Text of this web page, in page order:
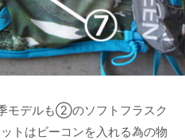
モデルも②のソフトフラスク
トはビーコンを入れる為の物